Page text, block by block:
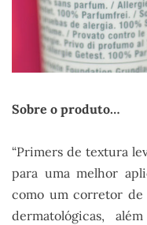
Sobre o produto…
“Primers de textura
para uma melhor
como um corretor de
dermatológicas,